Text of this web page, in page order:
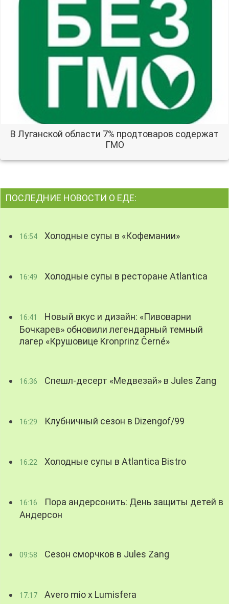
В Луганской области 7% продтоваров содержат
ГМО
ПОСЛЕДНИЕ НОВОСТИ О ЕДЕ:
16:54 Холодные супы в «Кофемании»
16:49 Холодные супы в ресторане Atlantica
16:41
Новый вкус и дизайн: «Пивоварни
Бочкарев» обновили легендарный темный
лагер «Крушовице Kronprinz Černé»
16:36 Спешл-десерт «Медвезай» в Jules Zang
16:29 Клубничный сезон в Dizengof/99
16:22 Холодные супы в Atlantica Bistro
16:16
Пора андерсонить: День защиты детей в
Андерсон
09:58 Сезон сморчков в Jules Zang
17:17 Avero mio x Lumisfera